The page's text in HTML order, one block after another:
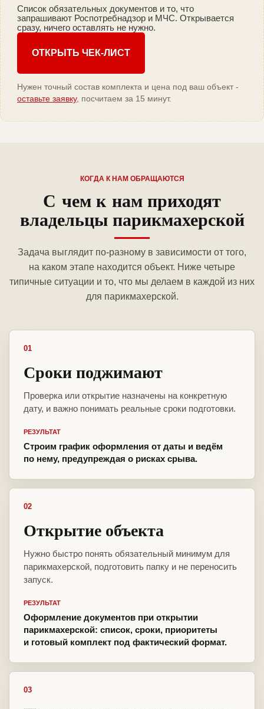
Список обязательных документов и то, что
запрашивают Роспотребнадзор и МЧС. Открывается
сразу, ничего оставлять не нужно.
ОТКРЫТЬ ЧЕК-ЛИСТ
Нужен точный состав комплекта и цена под ваш объект -
оставьте заявку, посчитаем за 15 минут.
КОГДА К НАМ ОБРАЩАЮТСЯ
С чем к нам приходят
владельцы парикмахерской
Задача выглядит по-разному в зависимости от того,
на каком этапе находится объект. Ниже четыре
типичные ситуации и то, что мы делаем в каждой из них
для парикмахерской.
01
Сроки поджимают
Проверка или открытие назначены на конкретную
дату, и важно понимать реальные сроки подготовки.
РЕЗУЛЬТАТ
Строим график оформления от даты и ведём
по нему, предупреждая о рисках срыва.
02
Открытие объекта
Нужно быстро понять обязательный минимум для
парикмахерской, подготовить папку и не переносить
запуск.
РЕЗУЛЬТАТ
Оформление документов при открытии
парикмахерской: список, сроки, приоритеты
и готовый комплект под фактический формат.
03